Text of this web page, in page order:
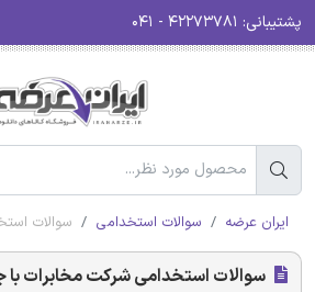
پشتیبانی:
ایران عرضه سوالات استخدامی سوالات
سوالات استخدامی شرکت مخابرات با